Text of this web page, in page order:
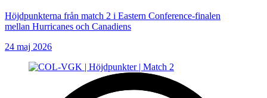
Höjdpunkterna från match 2 i Eastern Conference-finalen
mellan Hurricanes och Canadiens
24 maj 2026